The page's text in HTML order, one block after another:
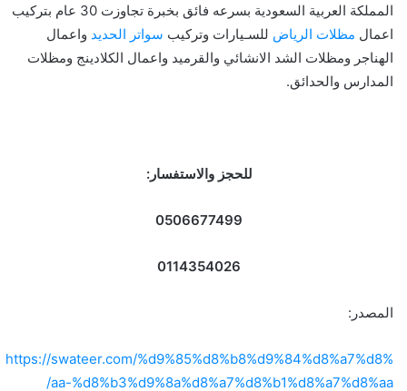
المملكة العربية السعودية بسرعه فائق بخبرة تجاوزت 30 عام بتركيب
اعمال مظلات الرياض للسـيارات وتركيب سواتر الحديد واعمال
الهناجر ومظلات الشد الانشائي والقرميد واعمال الكلادينج ومظلات
المدارس والحدائق.
للحجز والاستفسار:
0506677499
0114354026
المصدر:
https://swateer.com/%d9%85%d8%b8%d9%84%d8%a7%d8%
aa-%d8%b3%d9%8a%d8%a7%d8%b1%d8%a7%d8%aa/